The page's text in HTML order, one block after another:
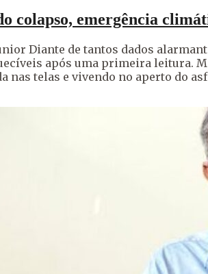
colapso, emergência
Diante de tantos dados
após uma primeira leitura.
nas telas e vivendo no aperto do